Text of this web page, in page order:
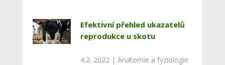
Efektivní přehled ukazatelů
reprodukce u skotu
4.2. 2022 | Anatomie a fyziologie